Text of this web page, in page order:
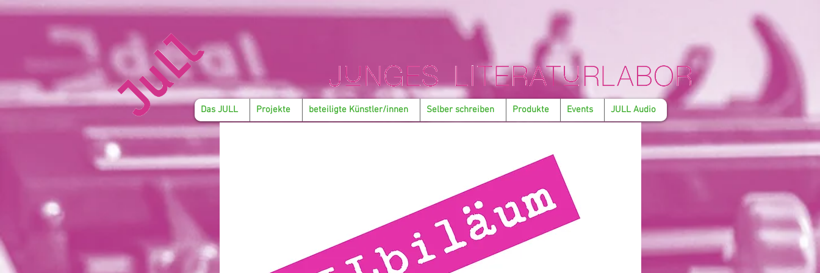
Das JULL Projekte beteiligte Künstler/innen Selber schreiben Produkte Events JULL Audio